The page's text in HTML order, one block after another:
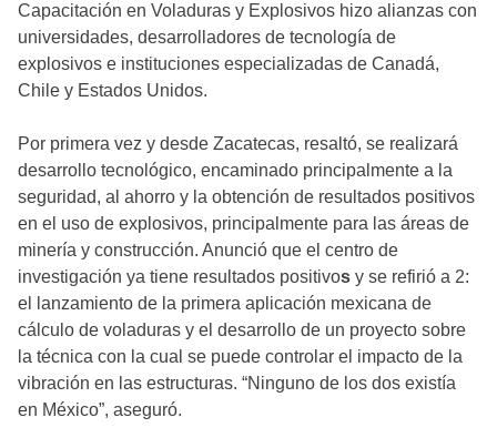
Capacitación en Voladuras y Explosivos hizo alianzas con
universidades, desarrolladores de tecnología de
explosivos e instituciones especializadas de Canadá,
Chile y Estados Unidos.
Por primera vez y desde Zacatecas, resaltó, se realizará
desarrollo tecnológico, encaminado principalmente a la
seguridad, al ahorro y la obtención de resultados positivos
en el uso de explosivos, principalmente para las áreas de
minería y construcción. Anunció que el centro de
investigación ya tiene resultados positivos y se refirió a 2:
el lanzamiento de la primera aplicación mexicana de
cálculo de voladuras y el desarrollo de un proyecto sobre
la técnica con la cual se puede controlar el impacto de la
vibración en las estructuras. “Ninguno de los dos existía
en México”, aseguró.